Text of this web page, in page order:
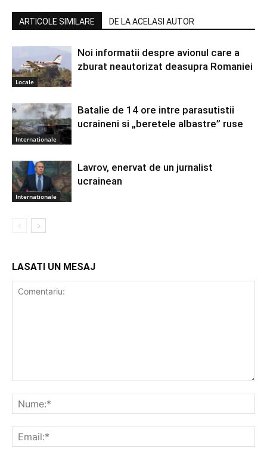
ARTICOLE SIMILARE DE LA ACELASI AUTOR
Locale
Noi informatii despre avionul care a
zburat neautorizat deasupra Romaniei
Internationale
Batalie de 14 ore intre parasutistii
ucraineni si „beretele albastre” ruse
Internationale
Lavrov, enervat de un jurnalist
ucrainean
LASATI UN MESAJ